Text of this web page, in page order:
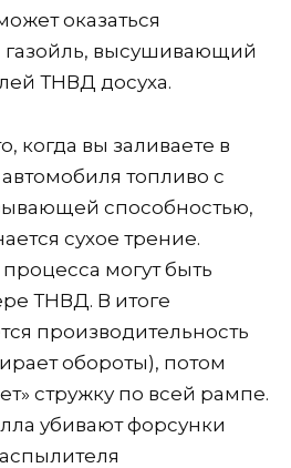
оказаться
высушивающий
ТНВД досуха.
когда вы заливаете в
топливо с
способностью,
сухое трение.
процесса могут быть
ТНВД. В итоге
производительность
обороты), потом
стружку по всей рампе.
убивают форсунки